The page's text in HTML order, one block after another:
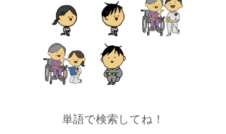
content
単語で検索してね！